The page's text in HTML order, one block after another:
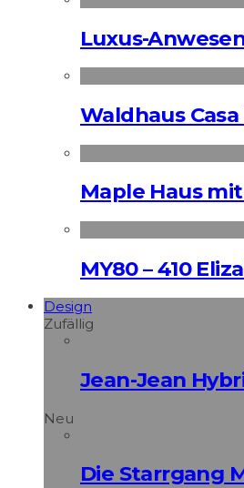
Luxus-
Waldhaus
Maple Haus
MY80 – 410
Design
Zufällig
Jean-Jean
Neu
Die Starrgang